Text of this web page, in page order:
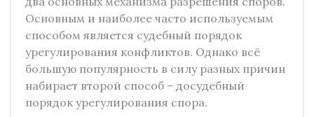
Основным и наиболее часто используемым
способом является судебный порядок
урегулирования конфликтов. Однако всё
большую популярность в силу разных причин
набирает второй способ – досудебный
порядок урегулирования спора.